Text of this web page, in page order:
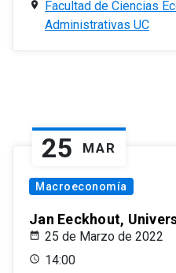
Facultad de Ciencias
Administrativas UC
25 MAR
Macroeconomía
Jan Eeckhout,
25 de Marzo de 2022
14:00